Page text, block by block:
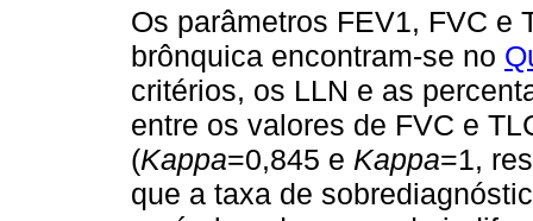
Os parâmetros FEV1, FVC e
brônquica encontram-se no
critérios, os LLN e as
entre os valores de FVC e
(Kappa=0,845 e Kappa=1,
que a taxa de